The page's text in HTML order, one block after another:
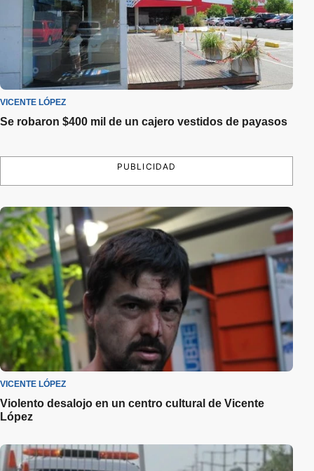
VICENTE LÓPEZ
Se robaron $400 mil de un cajero vestidos de payasos
PUBLICIDAD
VICENTE LÓPEZ
Violento desalojo en un centro cultural de Vicente
López